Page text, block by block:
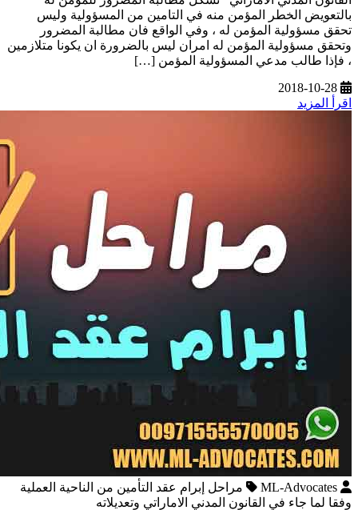
بالتعويض الخطر المؤمن منه في التامين من المسؤولية وليس
تحقق مسؤولية المؤمن له ، وفي الواقع فان مطالبة المضرور
وتحقق مسؤولية المؤمن له امران ليس بالضرورة ان يكونا متلازمين
، فإذا طالب مدعي المسؤولية المؤمن […]
2018-10-28
اقرأ المزيد
ML-Advocates
مراحل إبرام عقد التأمين من الناحية العملية
وفقا لما جاء في القانون المدني الاماراتي وتعديلاته